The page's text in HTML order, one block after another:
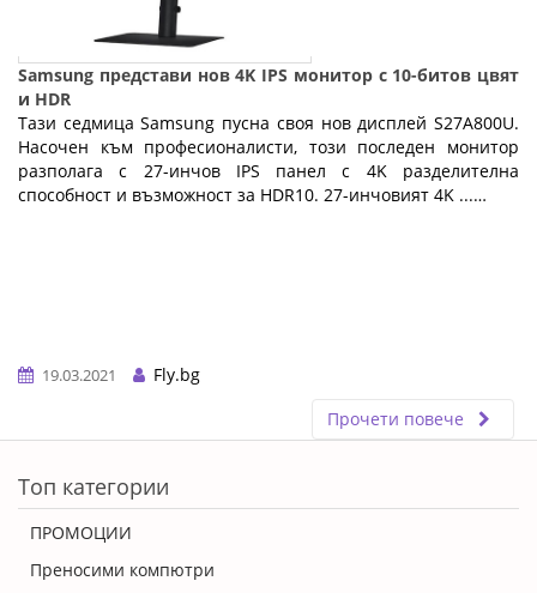
Samsung представи нов 4K IPS монитор с 10-битов цвят
и HDR
Тази седмица Samsung пусна своя нов дисплей S27A800U.
Насочен към професионалисти, този последен монитор
разполага с 27-инчов IPS панел с 4K разделителна
способност и възможност за HDR10. 27-инчовият 4K ...…
19.03.2021
Fly.bg
Прочети повече
Топ категории
ПРОМОЦИИ
Преносими компютри